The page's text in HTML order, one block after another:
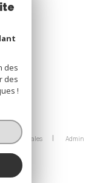
légales
Admin
des
des
!